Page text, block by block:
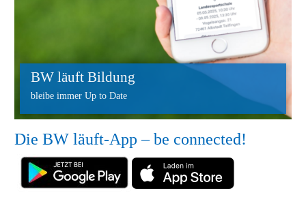
BW läuft Bildung
bleibe immer Up to Date
Die BW läuft-App – be connected!